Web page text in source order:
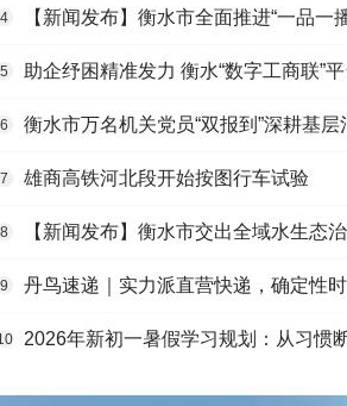
4 【新闻发布】衡水市全面推进“一品一播”激活直播电
5 助企纾困精准发力 衡水“数字工商联”平台授
6 衡水市万名机关党员“双报到”深耕基层治
7 雄商高铁河北段开始按图行车试验
8 【新闻发布】衡水市交出全域水生态
9 丹鸟速递｜实力派直营快递，确定性时效，守护
2026年新初一暑假学习规划：从习惯断层分析到衔接课程